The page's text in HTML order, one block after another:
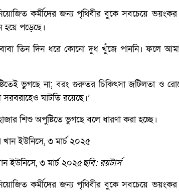
কর্মীদের জন্য পৃথিবীর বুকে সবচেয়ে ভয়ংকর
পড়েছে।
বাবা তিন দিন ধরে কোনো দুধ খুঁজে পাননি। ফলে
ভুগছে না; বরং গুরুতর চিকিৎসা জটিলতা ও
সরবরাহেও ঘাটতি রয়েছে।’
শিশু অপুষ্টিতে ভুগছে বলে ধারণা করা হচ্ছে।
ইউনিসে, ৩ মার্চ ২০২৫ছবি: রয়টার্স
কর্মীদের জন্য পৃথিবীর বুকে সবচেয়ে ভয়ংকর